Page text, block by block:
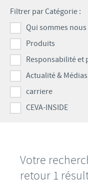
Avantages du
C.H.I.C.K.
Vaccins couvoirs
Equipements de
Importance de
Programmes de
Business et
CARRIERE
Offres d'emploi
CONTACTEZ-
Filtrer par Catégorie :
Qui sommes nous
Produits
Responsabilité et
Actualité & Médias
carriere
CEVA-INSIDE
Votre
retour 1